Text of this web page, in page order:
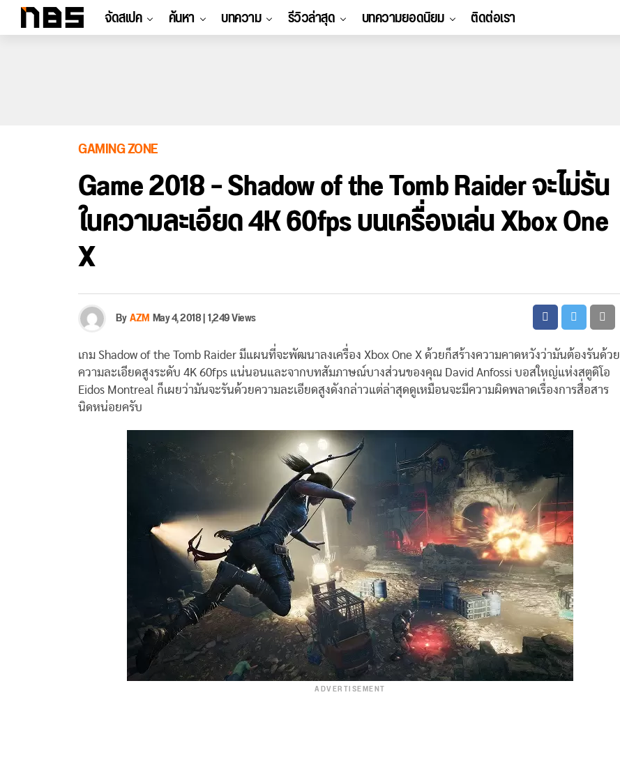
จัดสเปค ค้นหา บทความ รีวิวล่าสุด บทความยอดนิยม ติดต่อเรา
GAMING ZONE
Game 2018 – Shadow of the Tomb Raider จะไม่รัน
ในความละเอียด 4K 60fps บนเครื่องเล่น Xbox One
X
ByAZMMay 4, 2018|1,249 Views
เกม Shadow of the Tomb Raider มีแผนที่จะพัฒนาลงเครื่อง Xbox One X ด้วยก็สร้างความคาดหวังว่ามันต้องรันด้วย
ความละเอียดสูงระดับ 4K 60fps แน่นอนและจากบทสัมภาษณ์บางส่วนของคุณ David Anfossi บอสใหญ่แห่งสตูดิโอ
Eidos Montreal ก็เผยว่ามันจะรันด้วยความละเอียดสูงดังกล่าวแต่ล่าสุดดูเหมือนจะมีความผิดพลาดเรื่องการสื่อสาร
นิดหน่อยครับ
ADVERTISEMENT